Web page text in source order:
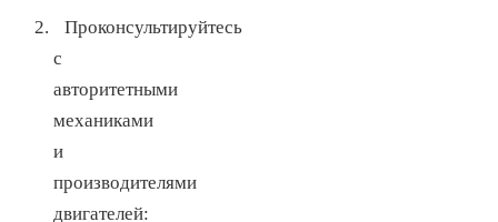
Проконсультируйтесь
с
авторитетными
механиками
и
производителями
двигателей: